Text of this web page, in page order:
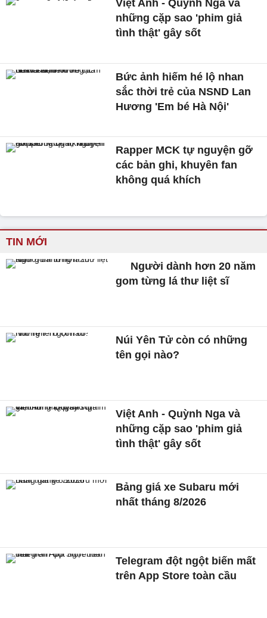
Việt Anh - Quỳnh Nga và
những cặp sao 'phim giả
tình thật' gây sốt
Bức ảnh hiếm hé lộ nhan
sắc thời trẻ của NSND Lan
Hương 'Em bé Hà Nội'
Rapper MCK tự nguyện gỡ
các bản ghi, khuyên fan
không quá khích
TIN MỚI
Người dành hơn 20 năm
gom từng lá thư liệt sĩ
Núi Yên Tử còn có những
tên gọi nào?
Việt Anh - Quỳnh Nga và
những cặp sao 'phim giả
tình thật' gây sốt
Bảng giá xe Subaru mới
nhất tháng 8/2026
Telegram đột ngột biến mất
trên App Store toàn cầu